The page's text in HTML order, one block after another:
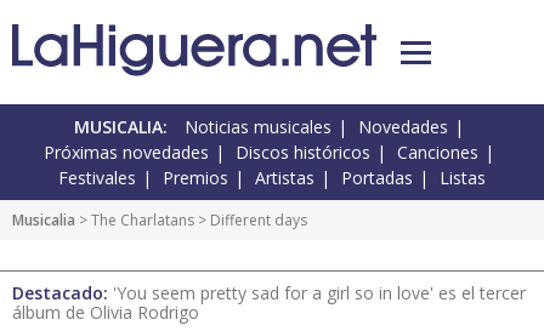
MUSICALIA: Noticias musicales
Novedades
Próximas novedades
Discos históricos
Canciones
Festivales
Premios Artistas Portadas Listas
Musicalia >The Charlatans > Different days
Destacado: 'You seem pretty sad for a girl so in love' es el tercer
álbum de Olivia Rodrigo